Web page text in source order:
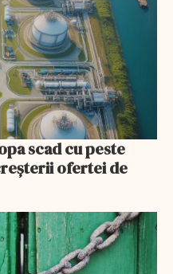
scad cu peste
ofertei de